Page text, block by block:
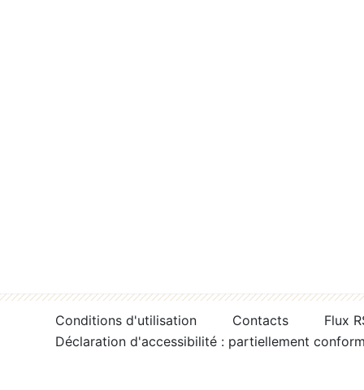
Conditions d'utilisation Contacts
Flux
Déclaration d'accessibilité : partiellement